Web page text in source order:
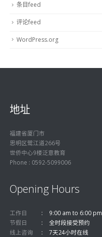
条目feed
评论feed
WordPress.org
地址
福建省厦门市
思明区鹭江道266号
世侨中心9楼泛意教育
Phone : 0592-5099006
Opening Hours
工作日
9:00 am to 6:00 pm
节假日
全时段接受预约
线上咨询
7天24小时在线